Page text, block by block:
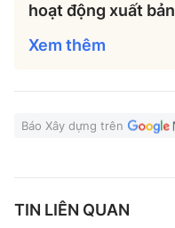
hoạt động xuất bản
Xem thêm
Báo Xây dựng trên
TIN LIÊN QUAN